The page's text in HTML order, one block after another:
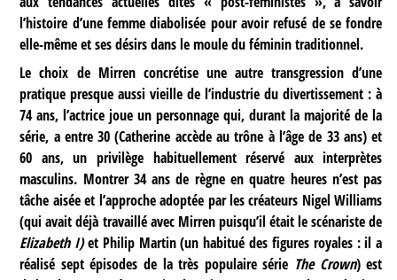
l’histoire d’une femme diabolisée pour avoir refusé de se fondre
elle-même et ses désirs dans le moule du féminin traditionnel.
Le choix de Mirren concrétise une autre transgression d’une
pratique presque aussi vieille de l’industrie du divertissement : à
74 ans, l’actrice joue un personnage qui, durant la majorité de la
série, a entre 30 (Catherine accède au trône à l’âge de 33 ans) et
60 ans, un privilège habituellement réservé aux interprètes
masculins. Montrer 34 ans de règne en quatre heures n’est pas
tâche aisée et l’approche adoptée par les créateurs Nigel Williams
(qui avait déjà travaillé avec Mirren puisqu’il était le scénariste de
Elizabeth I)et Philip Martin (un habitué des figures royales : il a
réalisé sept épisodes de la très populaire série The Crown) est